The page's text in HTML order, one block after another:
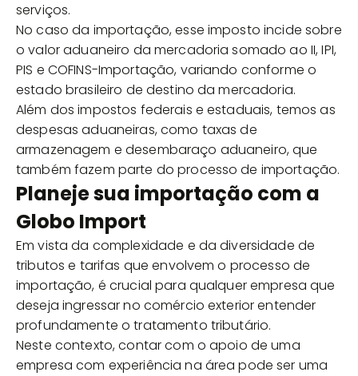
serviços.
No caso da importação, esse imposto incide sobre
o valor aduaneiro da mercadoria somado ao II, IPI,
PIS e COFINS-Importação, variando conforme o
estado brasileiro de destino da mercadoria.
Além dos impostos federais e estaduais, temos as
despesas aduaneiras, como taxas de
armazenagem e desembaraço aduaneiro, que
também fazem parte do processo de importação.
Planeje sua importação com a
Globo Import
Em vista da complexidade e da diversidade de
tributos e tarifas que envolvem o processo de
importação, é crucial para qualquer empresa que
deseja ingressar no comércio exterior entender
profundamente o tratamento tributário.
Neste contexto, contar com o apoio de uma
empresa com experiência na área pode ser uma